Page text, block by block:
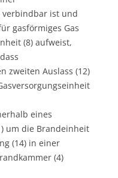
verbindbar ist und
gasförmiges Gas
(8) aufweist,
zweiten Auslass (12)
eines
um die Brandeinheit
(14) in einer
(4)